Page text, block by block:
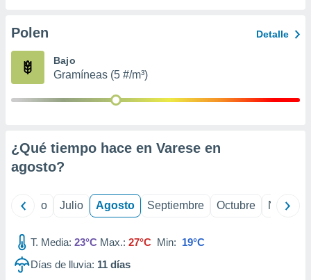
e
mediante
publicidad
publicidad
de
Polen Detalle
Bajo
Gramíneas (5 #/m³)
¿Qué tiempo hace en Varese en
agosto?
Junio Julio Agosto Septiembre Octubre
T. Media: 23°C Max.: 27°C Min: 19°C
Días de lluvia: 11 días